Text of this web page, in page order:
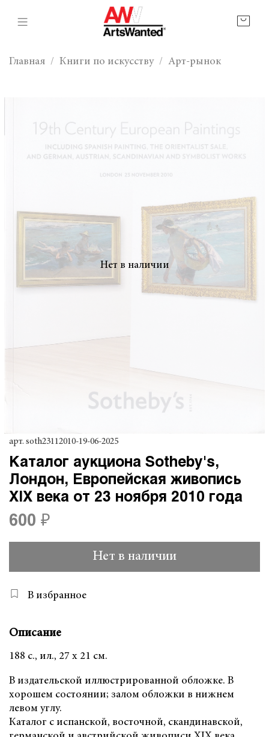
Главная Книги по искусству Арт-рынок
Нет в наличии
арт. soth23112010-19-06-2025
Каталог аукциона Sotheby's,
Лондон, Европейская живопись
XIX века от 23 ноября 2010 года
600 ₽
Нет в наличии
В избранное
Описание
188 с., ил., 27 х 21 см.
В издательской иллюстрированной обложке. В
хорошем состоянии; залом обложки в нижнем
левом углу.
Каталог с испанской, восточной, скандинавской,